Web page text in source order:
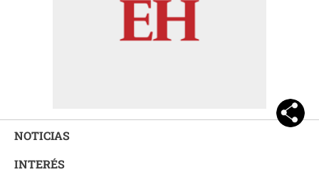
NOTICIAS
INTERÉS